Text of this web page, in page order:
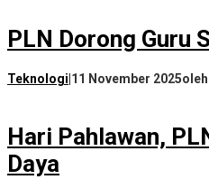
PLN Dorong Guru
Teknologi 11 November 2025oleh
Hari Pahlawan,
Daya